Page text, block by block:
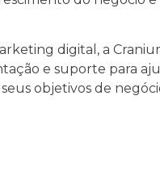
digital, a
e suporte para
objetivos de